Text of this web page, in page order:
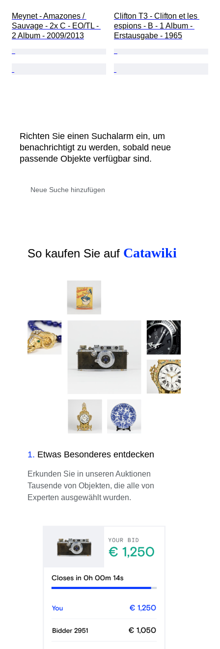
Meynet - Amazones /
Sauvage - 2x C - EO/TL -
2 Album - 2009/2013
Clifton T3 - Clifton et les
espions - B - 1 Album -
Erstausgabe - 1965
Richten Sie einen Suchalarm ein, um
benachrichtigt zu werden, sobald neue
passende Objekte verfügbar sind.
So kaufen Sie auf Catawiki
1. Etwas Besonderes entdecken
Erkunden Sie in unseren Auktionen
Tausende von Objekten, die alle von
Experten ausgewählt wurden.